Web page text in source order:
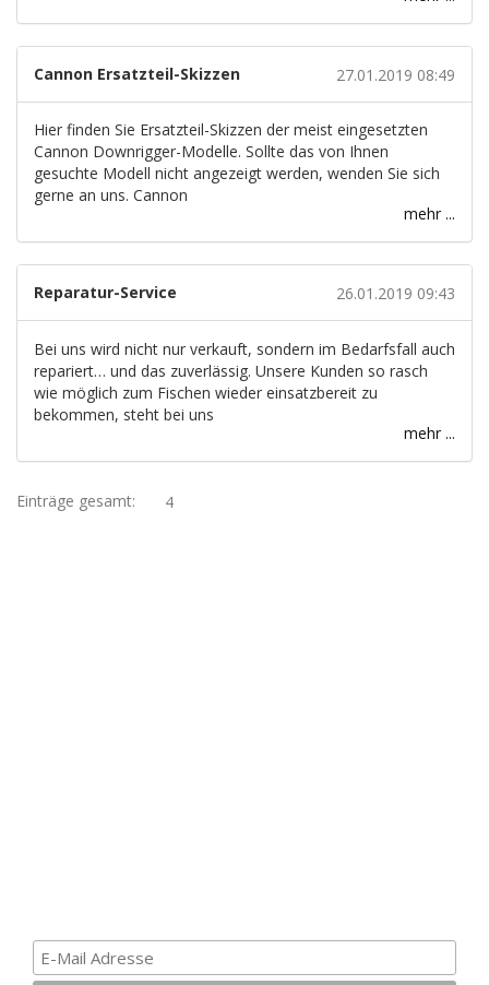
Cannon Ersatzteil-Skizzen 27.01.2019 08:49
Hier finden Sie Ersatzteil-Skizzen der meist eingesetzten
Cannon Downrigger-Modelle. Sollte das von Ihnen
gesuchte Modell nicht angezeigt werden, wenden Sie sich
gerne an uns. Cannon
mehr ...
Reparatur-Service 26.01.2019 09:43
Bei uns wird nicht nur verkauft, sondern im Bedarfsfall auch
repariert… und das zuverlässig. Unsere Kunden so rasch
wie möglich zum Fischen wieder einsatzbereit zu
bekommen, steht bei uns
mehr ...
Einträge gesamt: 4